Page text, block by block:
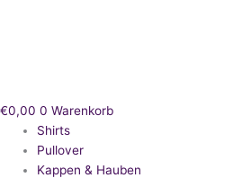
€0,00 0 Warenkorb
Shirts
Pullover
Kappen & Hauben